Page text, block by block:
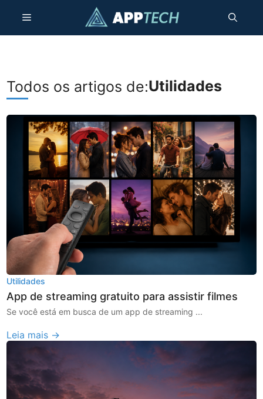
content
Menu
Todos os artigos de:Utilidades
Utilidades
App de streaming gratuito para assistir filmes
Se você está em busca de um app de streaming ...
Leia mais →